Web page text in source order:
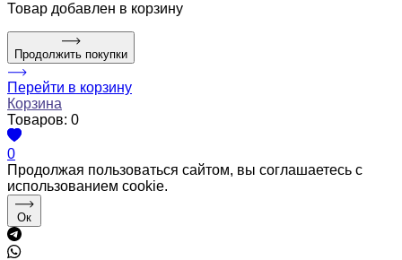
Товар добавлен в корзину
Продолжить покупки
Перейти в корзину
Корзина
Товаров: 0
0
Продолжая пользоваться сайтом, вы соглашаетесь с
использованием cookie.
Ок